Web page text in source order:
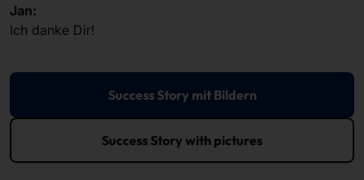
Jan:
Ich danke Dir!
Success Story mit Bildern
Success Story with pictures